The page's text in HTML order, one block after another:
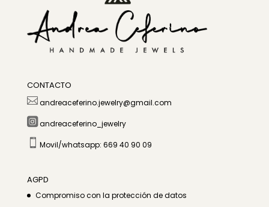
120,00 €
CONTACTO
andreaceferino.jewelry@gmail.com
andreaceferino_jewelry
 Movil/whatsapp: 669 40 90 09
AGPD
Compromiso con la protección de datos